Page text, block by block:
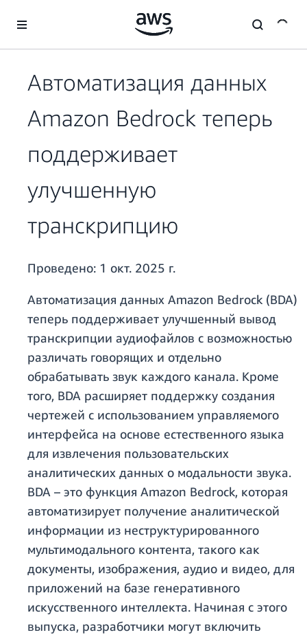
Перейти к главному контенту
Автоматизация данных
Amazon Bedrock теперь
поддерживает
улучшенную
транскрипцию
Проведено: 1 окт. 2025 г.
Автоматизация данных Amazon Bedrock (BDA)
теперь поддерживает улучшенный вывод
транскрипции аудиофайлов с возможностью
различать говорящих и отдельно
обрабатывать звук каждого канала. Кроме
того, BDA расширяет поддержку создания
чертежей с использованием управляемого
интерфейса на основе естественного языка
для извлечения пользовательских
аналитических данных о модальности звука.
BDA – это функция Amazon Bedrock, которая
автоматизирует получение аналитической
информации из неструктурированного
мультимодального контента, такого как
документы, изображения, аудио и видео, для
приложений на базе генеративного
искусственного интеллекта. Начиная с этого
выпуска, разработчики могут включить